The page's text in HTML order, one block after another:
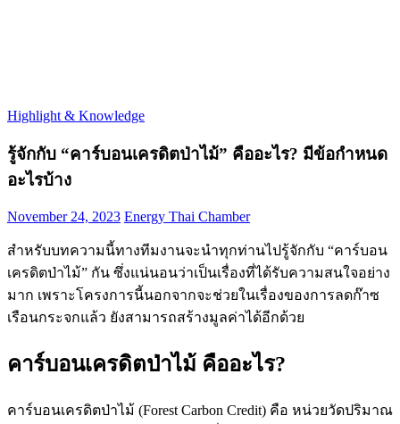
Highlight & Knowledge
รู้จักกับ “คาร์บอนเครดิตป่าไม้” คืออะไร? มีข้อกำหนด
อะไรบ้าง
November 24, 2023 Energy Thai Chamber
สำหรับบทความนี้ทางทีมงานจะนำทุกท่านไปรู้จักกับ “คาร์บอน
เครดิตป่าไม้” กัน ซึ่งแน่นอนว่าเป็นเรื่องที่ได้รับความสนใจอย่าง
มาก เพราะโครงการนี้นอกจากจะช่วยในเรื่องของการลดก๊าซ
เรือนกระจกแล้ว ยังสามารถสร้างมูลค่าได้อีกด้วย
คาร์บอนเครดิตป่าไม้ คืออะไร?
คาร์บอนเครดิตป่าไม้ (Forest Carbon Credit) คือ หน่วยวัดปริมาณ